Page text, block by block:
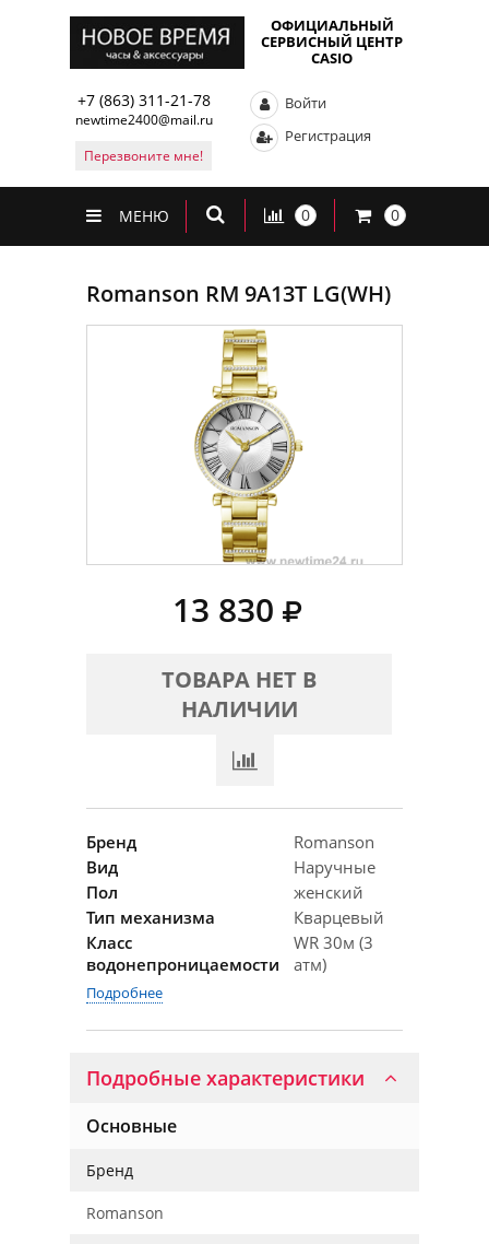
ОФИЦИАЛЬНЫЙ
СЕРВИСНЫЙ ЦЕНТР
CASIO
+7 (863) 311-21-78
newtime2400@mail.ru
Перезвоните мне!
Войти
Регистрация
МЕНЮ 0 0
Romanson RM 9A13T LG(WH)
13 830
ТОВАРА НЕТ В
НАЛИЧИИ
Бренд
Romanson
Вид
Наручные
Пол
женский
Тип механизма
Кварцевый
Класс
водонепроницаемости
WR 30м (3
атм)
Подробнее
Подробные характеристики
Основные
Бренд
Romanson